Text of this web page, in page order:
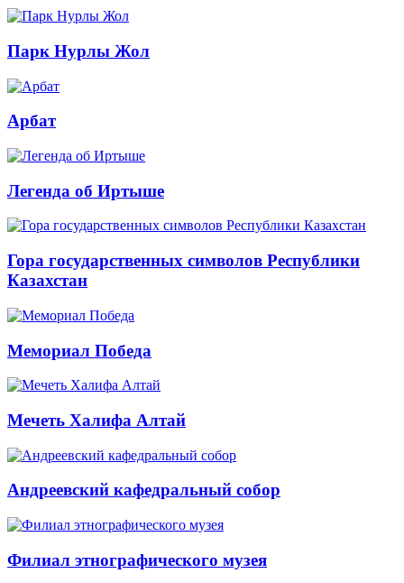
Парк Нурлы Жол
Арбат
Легенда об Иртыше
Гора государственных символов Республики
Казахстан
Мемориал Победа
Мечеть Халифа Алтай
Андреевский кафедральный собор
Филиал этнографического музея